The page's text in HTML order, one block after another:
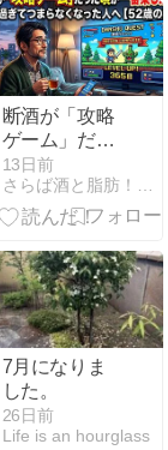
断酒が「攻略
ゲーム」だっ
た頃が一番楽
しかった｜1
年を過ぎて“つ
た”人へ
13日前
さらば酒と脂肪！50代からの人生リスタート計画
7月になりま
した。
26日前
Life is an hourglass